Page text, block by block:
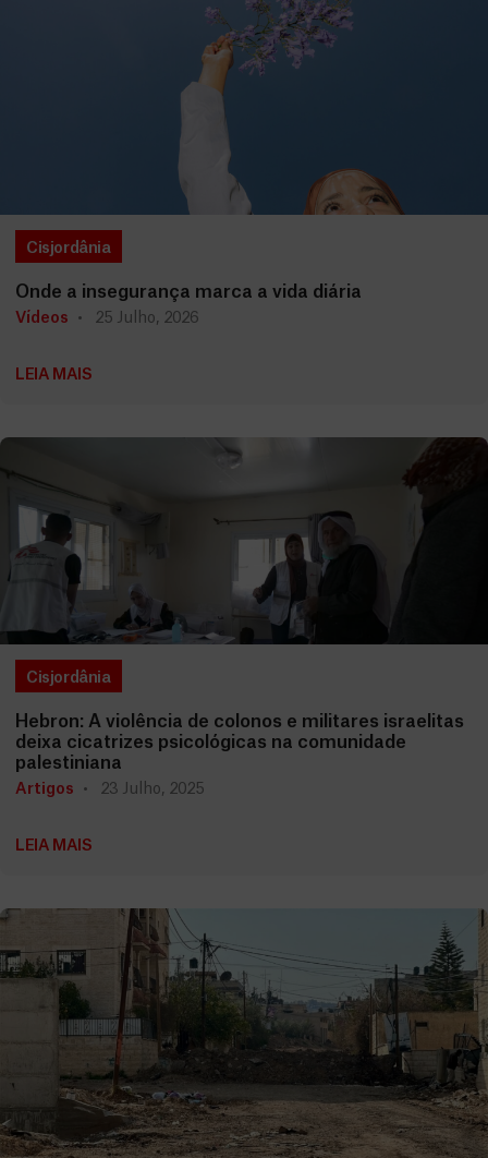
Cisjordânia
Onde a insegurança marca a vida diária
Vídeos 25 Julho, 2026
LEIA MAIS
Cisjordânia
Hebron: A violência de colonos e militares israelitas
deixa cicatrizes psicológicas na comunidade
palestiniana
Artigos 23 Julho, 2025
LEIA MAIS